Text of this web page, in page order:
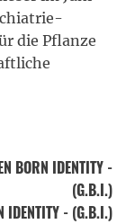
die Pflanze
BORN IDENTITY -
(G.B.I.)
IDENTITY - (G.B.I.)